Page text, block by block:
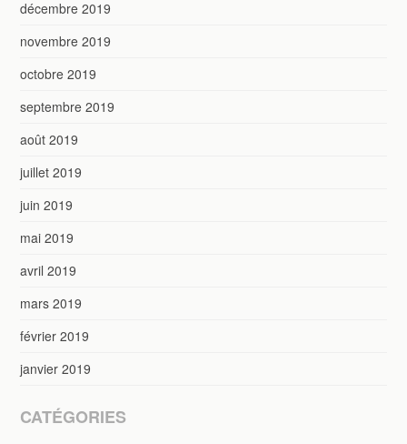
décembre 2019
novembre 2019
octobre 2019
septembre 2019
août 2019
juillet 2019
juin 2019
mai 2019
avril 2019
mars 2019
février 2019
janvier 2019
CATÉGORIES